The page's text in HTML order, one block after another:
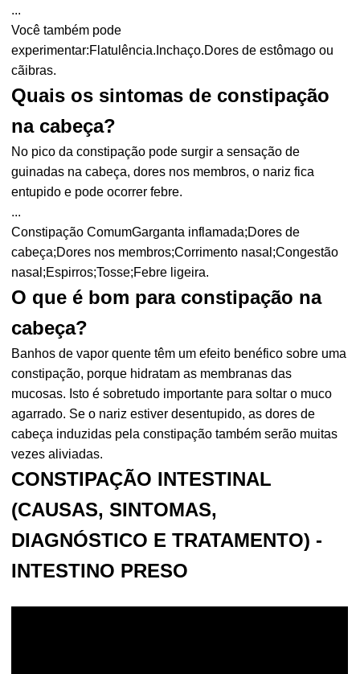
...
Você também pode
experimentar:Flatulência.Inchaço.Dores de estômago ou
cãibras.
Quais os sintomas de constipação
na cabeça?
No pico da constipação pode surgir a sensação de
guinadas na cabeça, dores nos membros, o nariz fica
entupido e pode ocorrer febre.
...
Constipação ComumGarganta inflamada;Dores de
cabeça;Dores nos membros;Corrimento nasal;Congestão
nasal;Espirros;Tosse;Febre ligeira.
O que é bom para constipação na
cabeça?
Banhos de vapor quente têm um efeito benéfico sobre uma
constipação, porque hidratam as membranas das
mucosas. Isto é sobretudo importante para soltar o muco
agarrado. Se o nariz estiver desentupido, as dores de
cabeça induzidas pela constipação também serão muitas
vezes aliviadas.
CONSTIPAÇÃO INTESTINAL
(CAUSAS, SINTOMAS,
DIAGNÓSTICO E TRATAMENTO) -
INTESTINO PRESO